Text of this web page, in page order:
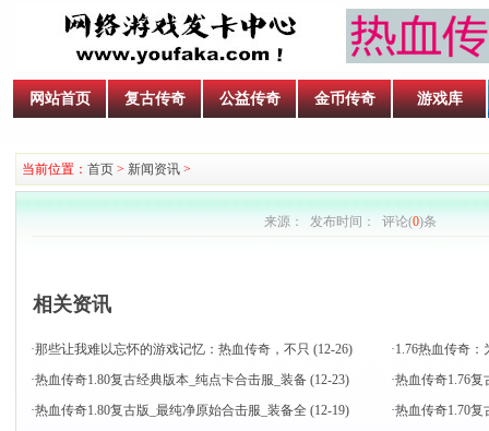
网站首页 复古传奇 公益传奇 金币传奇 游戏库
当前位置： 首页 > 新闻资讯 >
来源： 发布时间： 评论(0)条
相关资讯
·那些让我难以忘怀的游戏记忆：热血传奇，不只 (12-26) ·1.76热血传奇
·热血传奇1.80复古经典版本_纯点卡合击服_装备 (12-23) ·热血传奇1.76复
·热血传奇1.80复古版_最纯净原始合击服_装备全 (12-19) ·热血传奇1.70